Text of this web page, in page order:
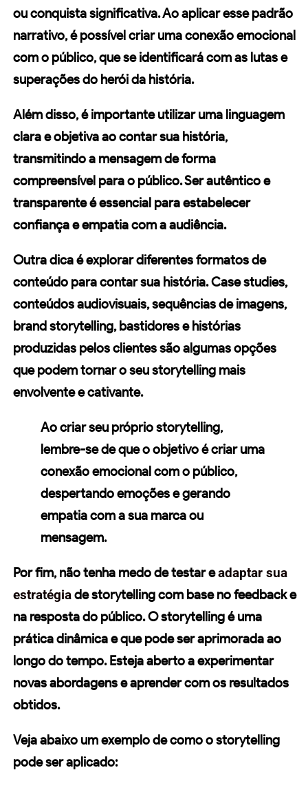
ou conquista significativa. Ao aplicar esse padrão
narrativo, é possível criar uma conexão emocional
com o público, que se identificará com as lutas e
superações do herói da história.
Além disso, é importante utilizar uma linguagem
clara e objetiva ao contar sua história,
transmitindo a mensagem de forma
compreensível para o público. Ser autêntico e
transparente é essencial para estabelecer
confiança e empatia com a audiência.
Outra dica é explorar diferentes formatos de
conteúdo para contar sua história. Case studies,
conteúdos audiovisuais, sequências de imagens,
brand storytelling, bastidores e histórias
produzidas pelos clientes são algumas opções
que podem tornar o seu storytelling mais
envolvente e cativante.
Ao criar seu próprio storytelling,
lembre-se de que o objetivo é criar uma
conexão emocional com o público,
despertando emoções e gerando
empatia com a sua marca ou
mensagem.
Por fim, não tenha medo de testar eadaptar sua
estratégiade storytelling com base no feedback e
na resposta do público. O storytelling é uma
prática dinâmica e que pode ser aprimorada ao
longo do tempo. Esteja aberto a experimentar
novas abordagens e aprender com os resultados
obtidos.
Veja abaixo um exemplo de como o storytelling
pode ser aplicado: